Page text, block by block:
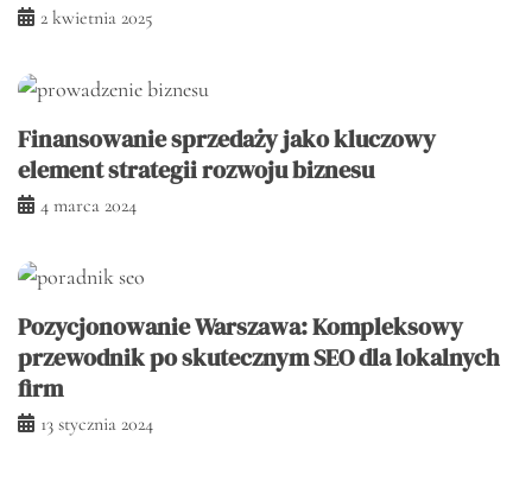
2 kwietnia 2025
Finansowanie sprzedaży jako kluczowy
element strategii rozwoju biznesu
4 marca 2024
Pozycjonowanie Warszawa: Kompleksowy
przewodnik po skutecznym SEO dla lokalnych
firm
13 stycznia 2024